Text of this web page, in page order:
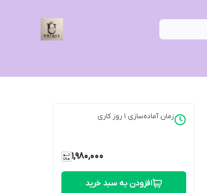
زمان آماده‌سازی 1 روز کاری
1,980,000
افزودن به سبد خرید